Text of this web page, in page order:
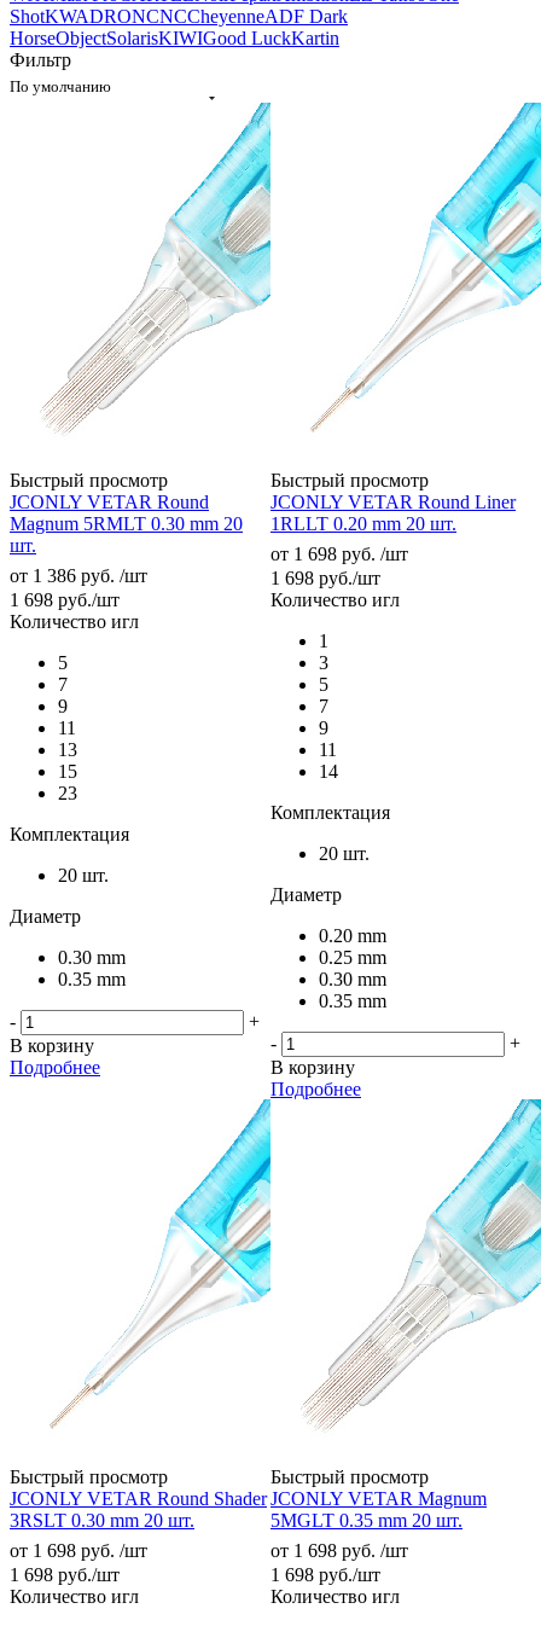
ShotKWADRONCNCCheyenneADF Dark
HorseObjectSolarisKIWIGood LuckKartin
Фильтр
По умолчанию
Быстрый просмотр
JCONLY VETAR Round
Magnum 5RMLT 0.30 mm 20
шт.
от 1 386 руб. /шт
1 698 руб./шт
Количество игл
5
7
9
11
13
15
23
Комплектация
20 шт.
Диаметр
0.30 mm
0.35 mm
-
+
В корзину
Подробнее
Быстрый просмотр
JCONLY VETAR Round Liner
1RLLT 0.20 mm 20 шт.
от 1 698 руб. /шт
1 698 руб./шт
Количество игл
1
3
5
7
9
11
14
Комплектация
20 шт.
Диаметр
0.20 mm
0.25 mm
0.30 mm
0.35 mm
-
+
В корзину
Подробнее
Быстрый просмотр
JCONLY VETAR Round Shader
3RSLT 0.30 mm 20 шт.
от 1 698 руб. /шт
1 698 руб./шт
Количество игл
Быстрый просмотр
JCONLY VETAR Magnum
5MGLT 0.35 mm 20 шт.
от 1 698 руб. /шт
1 698 руб./шт
Количество игл